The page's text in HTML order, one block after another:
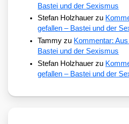
Bastei und der Sexismus
Stefan Holzhauer zu
gefallen – Bastei und der
Tammy zu Kommentar:
Bastei und der Sexismus
Stefan Holzhauer zu
gefallen – Bastei und der